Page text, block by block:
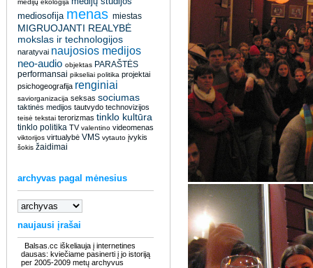
medijų ekologija
mediosofija menas miestas
MIGRUOJANTI REALYBĖ
mokslas ir technologijos
naratyvai naujosios medijos
neo-audio objektas PARAŠTĖS
performansai pikseliai politika projektai
psichogeografija renginiai
saviorganizacija seksas sociumas
taktinės medijos tautvydo technovizijos
teisė tekstai terorizmas tinklo kultūra
tinklo politika TV valentino videomenas
viktorijos virtualybė VMS vytauto įvykis
šokis žaidimai
archyvas pagal mėnesius
naujausi įrašai
Balsas.cc iškeliauja į internetines
dausas: kviečiame pasinerti į jo istoriją
per 2005-2009 metų archyvus